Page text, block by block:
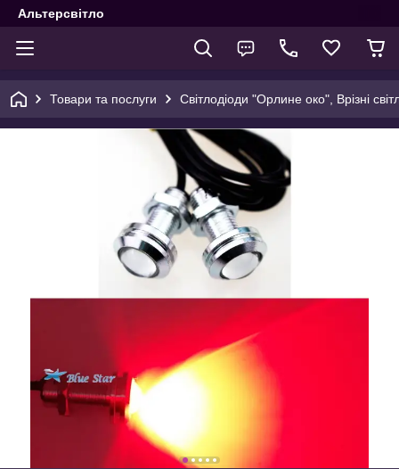
Альтерсвітло
Товари та послуги Світлодіоди "Орлине око", Врізні